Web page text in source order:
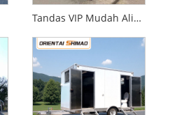
Tandas VIP Mudah Alih Mudah Alih